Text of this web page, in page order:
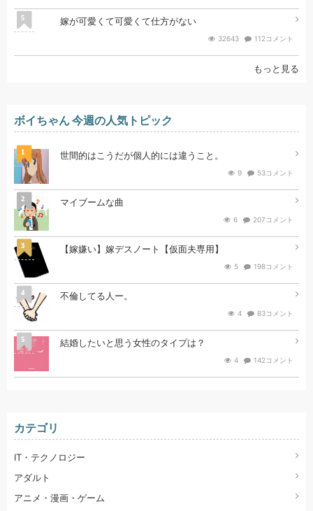
5 嫁が可愛くて可愛くて仕方がない
32643 112コメント
もっと見る
ボイちゃん 今週の人気トピック
1 世間的はこうだが個人的には違うこと。
9 53コメント
2 マイブームな曲
6 207コメント
3 【嫁嫌い】嫁デスノート【仮面夫専用】
5 198コメント
4 不倫してる人ー。
4 83コメント
5 結婚したいと思う女性のタイプは？
4 142コメント
カテゴリ
IT・テクノロジー
アダルト
アニメ・漫画・ゲーム